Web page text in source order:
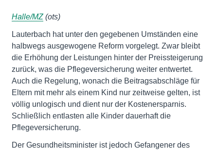
Halle/MZ(ots)
Lauterbach hat unter den gegebenen Umständen eine
halbwegs ausgewogene Reform vorgelegt. Zwar bleibt
die Erhöhung der Leistungen hinter der Preissteigerung
zurück, was die Pflegeversicherung weiter entwertet.
Auch die Regelung, wonach die Beitragsabschläge für
Eltern mit mehr als einem Kind nur zeitweise gelten, ist
völlig unlogisch und dient nur der Kostenersparnis.
Schließlich entlasten alle Kinder dauerhaft die
Pflegeversicherung.
Der Gesundheitsminister ist jedoch Gefangener des